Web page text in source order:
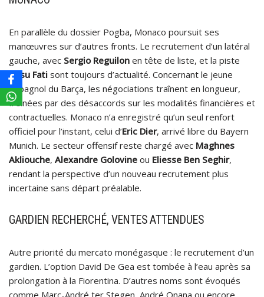
En parallèle du dossier Pogba, Monaco poursuit ses
manœuvres sur d’autres fronts. Le recrutement d’un latéral
gauche, avec Sergio Reguilon en tête de liste, et la piste
Ansu Fati sont toujours d’actualité. Concernant le jeune
espagnol du Barça, les négociations traînent en longueur,
freinées par des désaccords sur les modalités financières et
contractuelles. Monaco n’a enregistré qu’un seul renfort
officiel pour l’instant, celui d’Eric Dier, arrivé libre du Bayern
Munich. Le secteur offensif reste chargé avec Maghnes
Akliouche, Alexandre Golovine ou Eliesse Ben Seghir,
rendant la perspective d’un nouveau recrutement plus
incertaine sans départ préalable.
GARDIEN RECHERCHÉ, VENTES ATTENDUES
Autre priorité du mercato monégasque : le recrutement d’un
gardien. L’option David De Gea est tombée à l’eau après sa
prolongation à la Fiorentina. D’autres noms sont évoqués
comme Marc-André ter Stegen, André Onana ou encore